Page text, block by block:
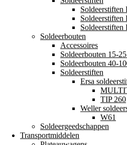
Soldeerstiften
Soldeerstiften
Soldeerstiften
Soldeerbouten
Accessoires
Soldeerbouten 15-
Soldeerbouten 40-
Soldeerstiften
Ersa
TIP 260
Weller
W61
Soldeergeedschappen
Transportmiddelen